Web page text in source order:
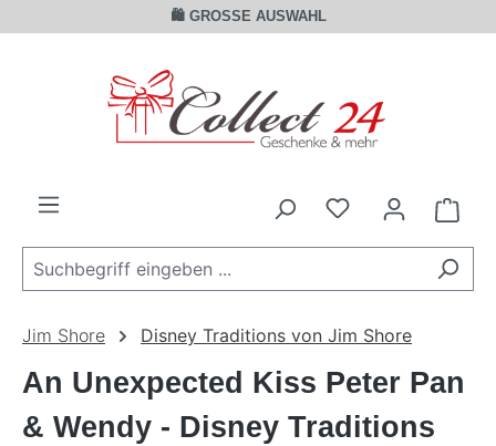
Zum Hauptinhalt springen🛍️ GROSSE AUSWAHL
Jim Shore Disney Traditions von Jim Shore
An Unexpected Kiss Peter Pan
& Wendy - Disney Traditions